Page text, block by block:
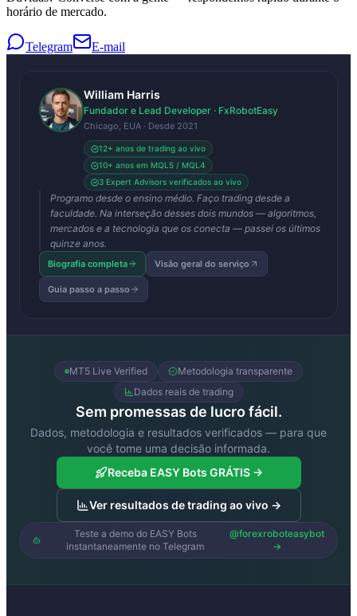
horário de mercado.
Telegram E-mail
William Harris
Fundador e Lead Developer · FxRobotEasy
Chicago, EUA · Desde 2021
12+ anos de trading ao vivo
10+ anos em MQL5 / MQL4
3 Expert Advisors verificados ao vivo
Programo desde o ensino médio. Faço trading desde a
faculdade. Na interseção desses dois mundos — algoritmos,
mercados e a tecnologia que os conecta — passei os últimos
quinze anos.
Biografia completa Visão geral do serviço
Guia passo a passo
MT5 Live Verified
Metodologia transparente
Dados reais de trading
Sem promessas de lucro fácil.
Dados, metodologia e resultados verificados — para que
você tome uma decisão informada.
Receba EASY Bots GRÁTIS →
Ver resultados de trading ao vivo →
Teste a demo do EASY Bots
instantaneamente no Telegram
@forexroboteasybot
→